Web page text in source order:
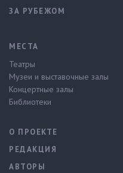
ЗА РУБЕЖОМ
МЕСТА
Театры
Музеи и выставочные залы
Концертные залы
Библиотеки
О ПРОЕКТЕ
РЕДАКЦИЯ
АВТОРЫ